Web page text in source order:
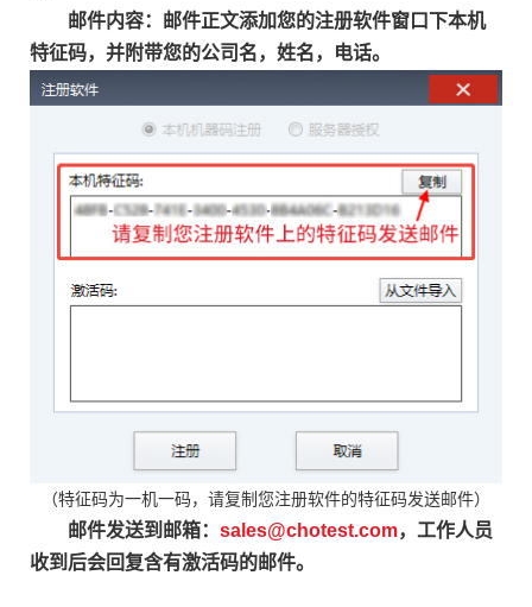
邮件内容：邮件正文添加您的注册软件窗口下本机
特征码，并附带您的公司名，姓名，电话。
（特征码为一机一码，请复制您注册软件的特征码发送邮件）
邮件发送到邮箱： sales@chotest.com，工作人员
收到后会回复含有激活码的邮件。